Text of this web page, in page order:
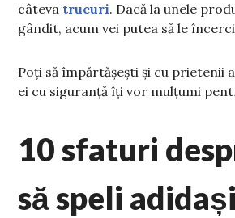
câteva trucuri. Dacă la unele
gândit, acum vei putea să le
Poți să împărtășești și cu prietenii
ei cu siguranță îți vor mulțumi
10 sfaturi
să speli